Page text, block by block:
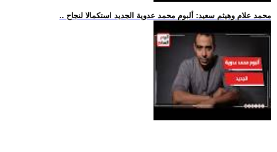
.. محمد علام وهيثم سعيد: ألبوم محمد عدوية الجديد استكمالا لنجاح